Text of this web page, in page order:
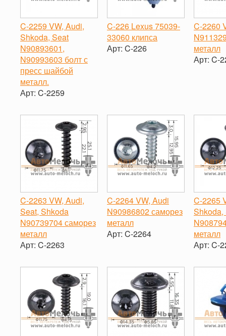
C-2259 VW, Audi,
Shkoda, Seat
N90893601,
N90993603 болт с
пресс шайбой
металл.
Арт: C-2259
-
+
C-226 Lexus 75039-
33060 клипса
Арт: C-226
C-2260
металл
Арт: C-
C-2263 VW, Audi,
Seat, Shkoda
N90739704 саморез
металл
Арт: C-2263
-
+
C-2264 VW, Audi
N90986802 саморез
металл
Арт: C-2264
C-2265
Shkoda,
металл
Арт: C-
-